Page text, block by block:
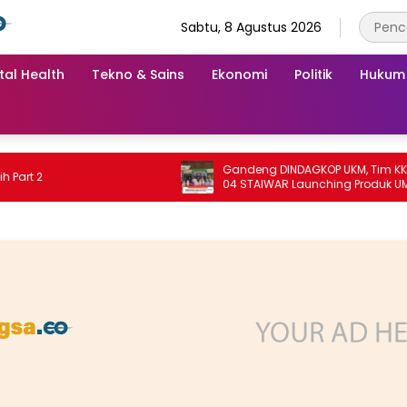
Sabtu, 8 Agustus 2026
Health Tekno & Sains Ekonomi Politik Hukum
Gandeng DINDAGKOP UKM, Tim KKN Unit
04 STAIWAR Launching Produk UMKM
Desa Logung